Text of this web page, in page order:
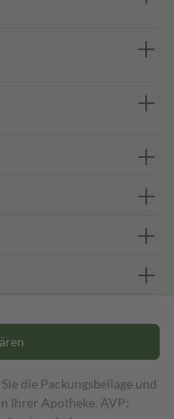
die Packungsbeilage und
Ihrer Apotheke. AVP: